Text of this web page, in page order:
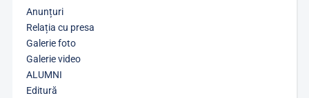
Anunțuri
Relația cu presa
Galerie foto
Galerie video
ALUMNI
Editură